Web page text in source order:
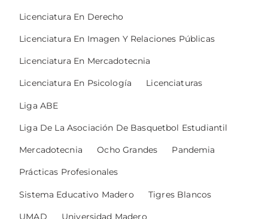
Licenciatura En Derecho
Licenciatura En Imagen Y Relaciones Públicas
Licenciatura En Mercadotecnia
Licenciatura En Psicología Licenciaturas
Liga ABE
Liga De La Asociación De Basquetbol Estudiantil
Mercadotecnia Ocho Grandes Pandemia
Prácticas Profesionales
Sistema Educativo Madero Tigres Blancos
UMAD Universidad Madero